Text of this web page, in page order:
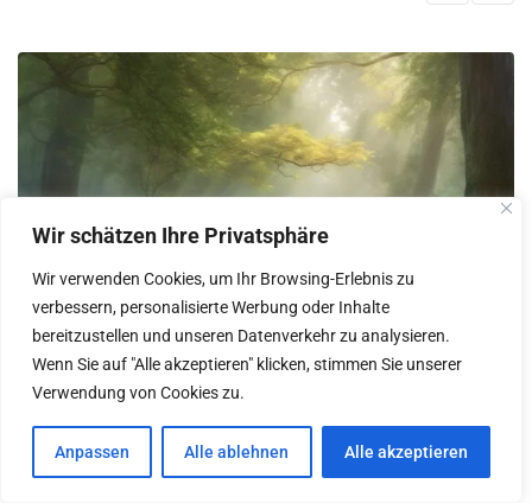
Wir schätzen Ihre Privatsphäre
Wir verwenden Cookies, um Ihr Browsing-Erlebnis zu
verbessern, personalisierte Werbung oder Inhalte
bereitzustellen und unseren Datenverkehr zu analysieren.
Wenn Sie auf "Alle akzeptieren" klicken, stimmen Sie unserer
Verwendung von Cookies zu.
Anpassen Alle ablehnen Alle akzeptieren